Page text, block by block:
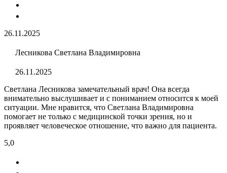
26.11.2025
Лесникова Светлана Владимировна
26.11.2025
Светлана Лесникова замечательный врач! Она всегда
внимательно выслушивает и с пониманием относится к моей
ситуации. Мне нравится, что Светлана Владимировна
помогает не только с медицинской точки зрения, но и
проявляет человеческое отношение, что важно для пациента.
5,0